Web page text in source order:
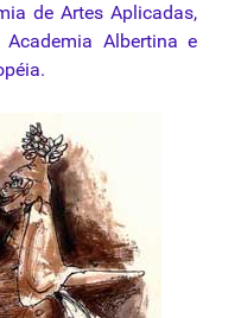
de Artes Aplicadas,
Albertina e